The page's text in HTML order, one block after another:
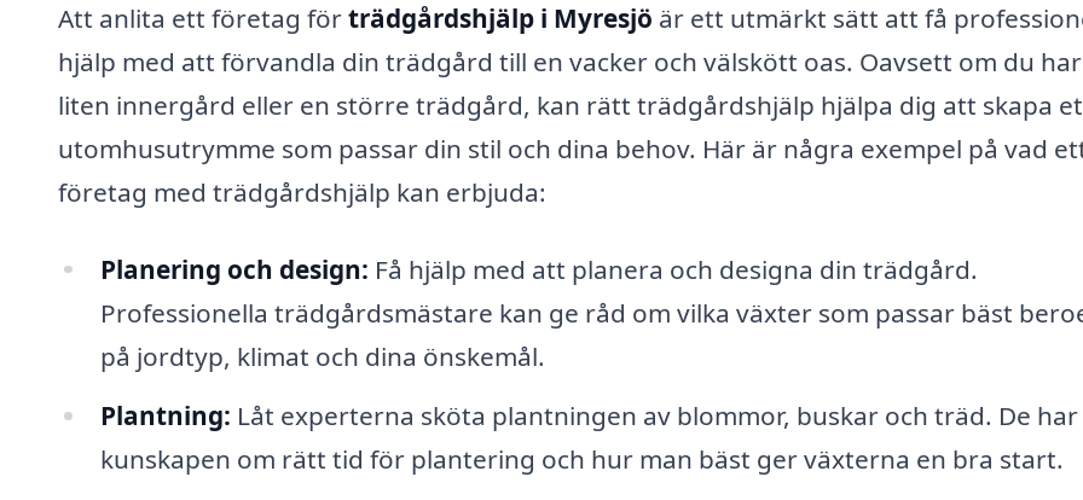
Att anlita ett företag förträdgårdshjälp i Myresjö är ett utmärkt sätt att få
hjälp med att förvandla din trädgård till en vacker och välskött oas. Oavsett om du
liten innergård eller en större trädgård, kan rätt trädgårdshjälp hjälpa dig att skapa
utomhusutrymme som passar din stil och dina behov. Här är några exempel på vad
företag med trädgårdshjälp kan erbjuda:
Planering och design: Få hjälp med att planera och designa din trädgård.
Professionella trädgårdsmästare kan ge råd om vilka växter som passar bäst
på jordtyp, klimat och dina önskemål.
Plantning: Låt experterna sköta plantningen av blommor, buskar och träd. De har
kunskapen om rätt tid för plantering och hur man bäst ger växterna en bra start.